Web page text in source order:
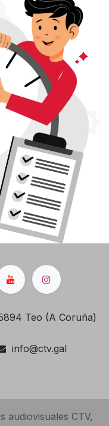
Teo (A Coruña)
info@ctv.gal
audiovisuales CTV,